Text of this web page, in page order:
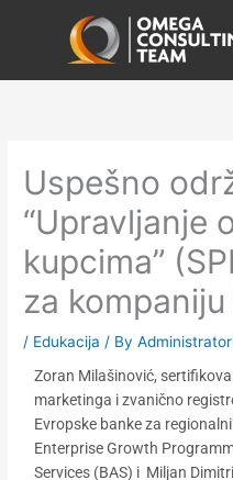
Uspešno
“Upravljanje
kupcima”
za kompaniju
/ Edukacija / By
Zoran Milašinović,
marketinga i zvanično
Evropske banke za
Enterprise Growth
Services (BAS) i Miljan